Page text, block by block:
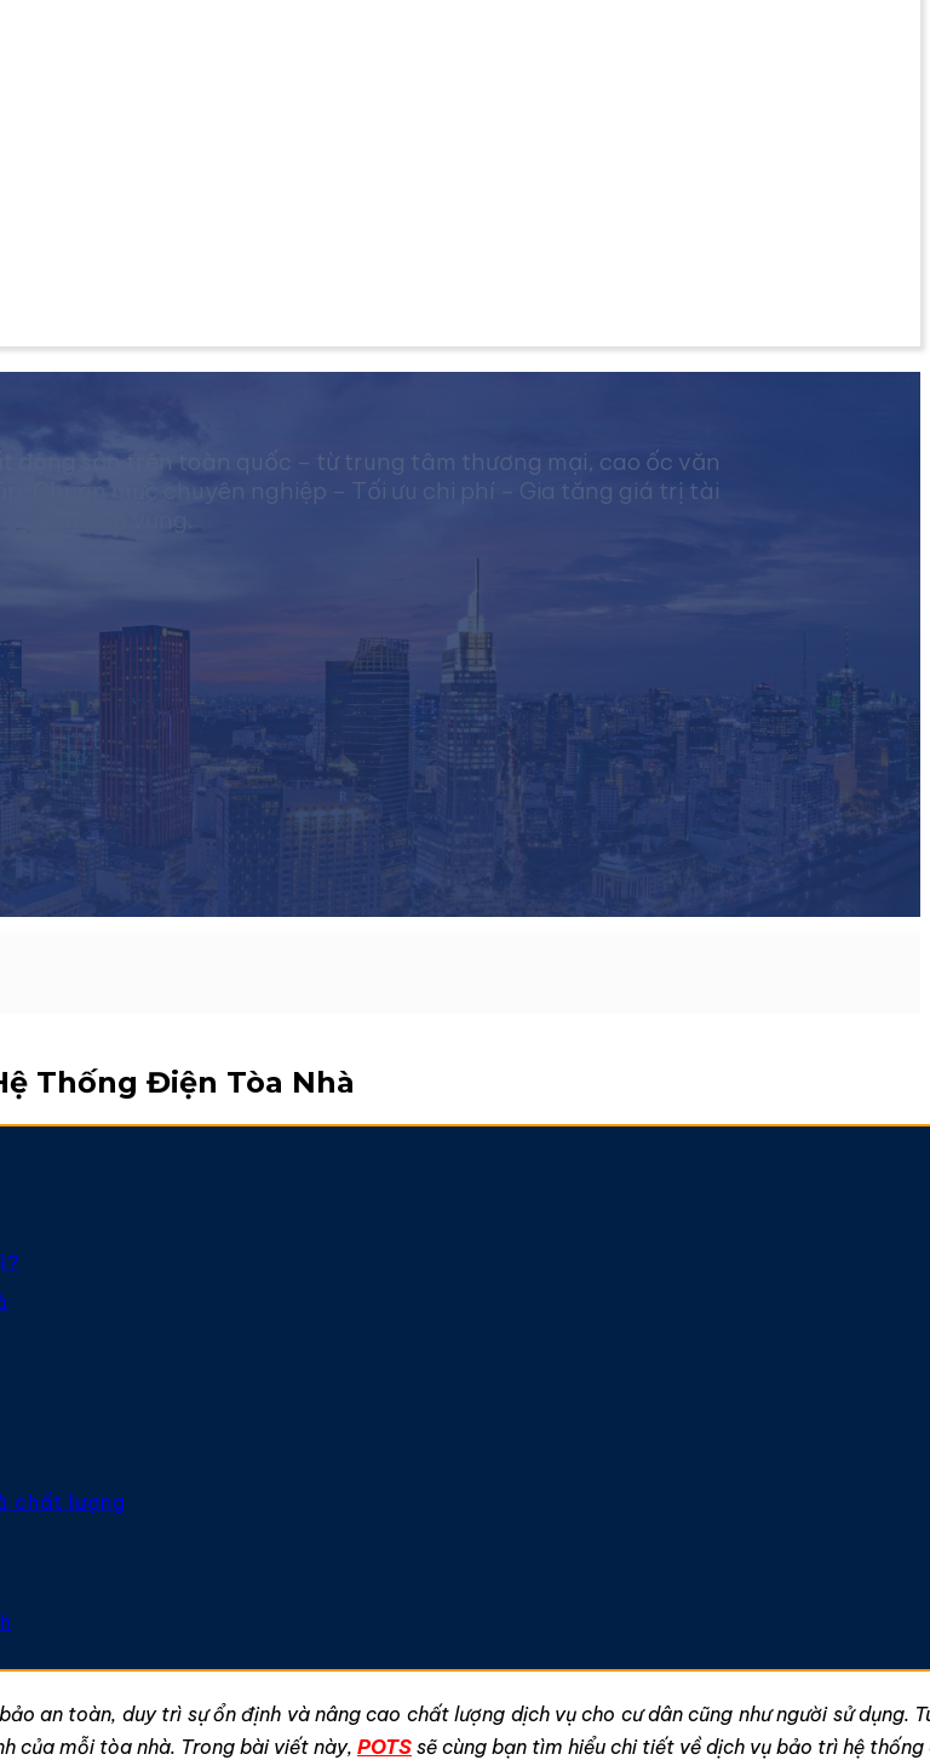
động sản trên toàn quốc – từ trung tâm thương mại, cao ốc văn
Chuẩn mực chuyên nghiệp – Tối ưu chi phí – Gia tăng giá trị tài
Thống Điện Tòa Nhà
chất lượng
an toàn, duy trì sự ổn định và nâng cao chất lượng dịch vụ cho cư dân cũng như người sử
của mỗi tòa nhà. Trong bài viết này, POTS sẽ cùng bạn tìm hiểu chi tiết về dịch vụ bảo trì hệ